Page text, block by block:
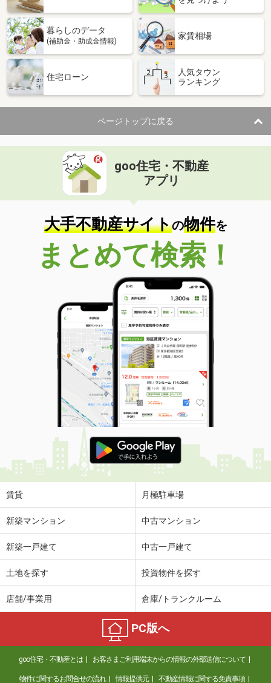
暮らしのデータ
(補助金・助成金情報)
家賃相場
住宅ローン
人気タウン
ランキング
ページトップに戻る
goo住宅・不動産
アプリ
大手不動産サイトの物件を
まとめて検索！
賃貸 月極駐車場
新築マンション 中古マンション
新築一戸建て 中古一戸建て
土地を探す 投資物件を探す
店舗/事業用 倉庫/トランクルーム
PC版へ
goo住宅・不動産とは お客さまご利用端末からの情報の外部送信について
物件に関するお問合せの流れ 情報提供元 不動産情報に関する免責事項